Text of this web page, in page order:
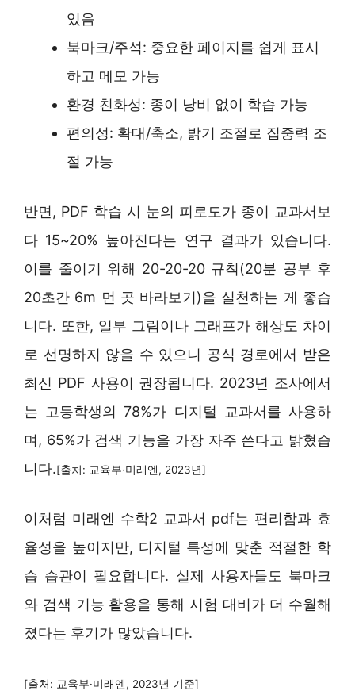
있음
북마크/주석: 중요한 페이지를 쉽게 표시
하고 메모 가능
환경 친화성: 종이 낭비 없이 학습 가능
편의성: 확대/축소, 밝기 조절로 집중력 조
절 가능
반면, PDF 학습 시 눈의 피로도가 종이 교과서보
다 15~20% 높아진다는 연구 결과가 있습니다.
이를 줄이기 위해 20-20-20 규칙(20분 공부 후
20초간 6m 먼 곳 바라보기)을 실천하는 게 좋습
니다. 또한, 일부 그림이나 그래프가 해상도 차이
로 선명하지 않을 수 있으니 공식 경로에서 받은
최신 PDF 사용이 권장됩니다. 2023년 조사에서
는 고등학생의 78%가 디지털 교과서를 사용하
며, 65%가 검색 기능을 가장 자주 쓴다고 밝혔습
니다.[출처: 교육부·미래엔, 2023년]
이처럼 미래엔 수학2 교과서 pdf는 편리함과 효
율성을 높이지만, 디지털 특성에 맞춘 적절한 학
습 습관이 필요합니다. 실제 사용자들도 북마크
와 검색 기능 활용을 통해 시험 대비가 더 수월해
졌다는 후기가 많았습니다.
[출처: 교육부·미래엔, 2023년 기준]